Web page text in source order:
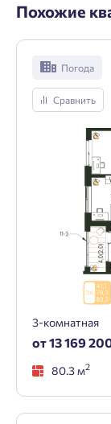
Похожие
Погода
Сравнить
3-комнатная
от 13 169
80.3 м2